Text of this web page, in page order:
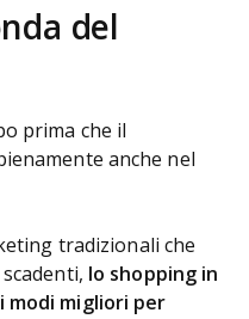
del
prima che il
anche nel
tradizionali che
lo shopping in
modi migliori per